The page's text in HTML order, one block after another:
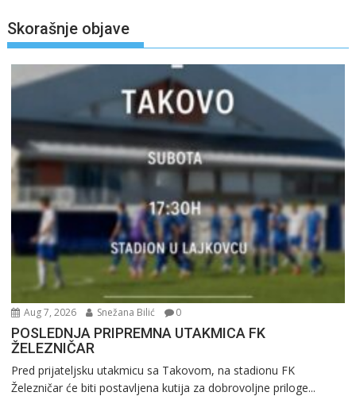
Skorašnje objave
Aug 7, 2026 Snežana Bilić 0
POSLEDNJA PRIPREMNA UTAKMICA FK
ŽELEZNIČAR
Pred prijateljsku utakmicu sa Takovom, na stadionu FK
Železničar će biti postavljena kutija za dobrovoljne priloge...